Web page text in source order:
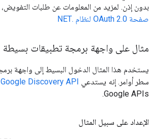
بدون إذن. لمزيد من المعلومات عن طلبات
صفحة OAuth 2.0 لنظام .NET
مثال على واجهة برمجة تطبيقات بسيطة
يستخدم هذا المثال الدخول البسيط إلى واجهة
سطر أوامر. إنه يستدعي Google Discovery API
Google APIs.
الإعداد على سبيل المثال